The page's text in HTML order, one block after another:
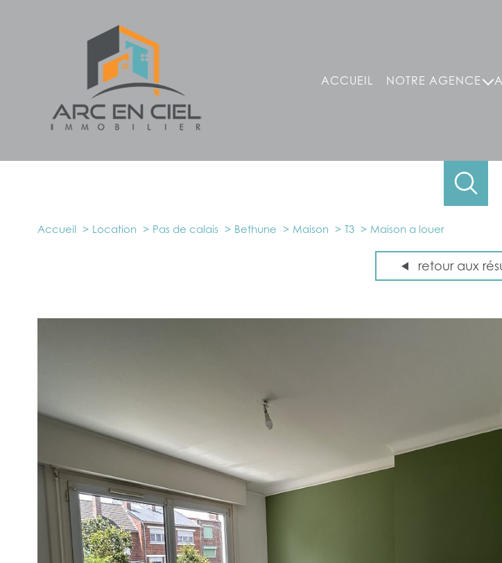
ACCUEIL NOTRE AGENCE
nos honoraires
locaux
garages et parkings
arc en ciel vous
Accueil Location Pas de calais Bethune Maison T3 Maison a louer
retour aux